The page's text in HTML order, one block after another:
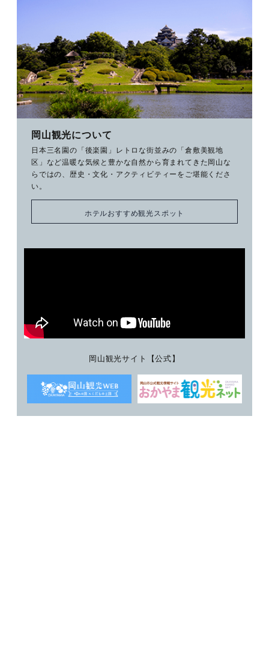
岡山観光について
日本三名園の「後楽園」レトロな街並みの「倉敷美観地
区」など温暖な気候と豊かな自然から育まれてきた岡山な
らではの、歴史・文化・アクティビティーをご堪能くださ
い。
ホテルおすすめ観光スポット
岡山観光サイト【公式】